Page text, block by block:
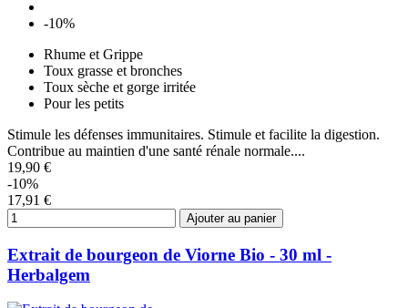
-10%
Rhume et Grippe
Toux grasse et bronches
Toux sèche et gorge irritée
Pour les petits
Stimule les défenses immunitaires. Stimule et facilite la digestion.
Contribue au maintien d'une santé rénale normale....
19,90 €
-10%
17,91 €
Ajouter au panier
Extrait de bourgeon de Viorne Bio - 30 ml -
Herbalgem